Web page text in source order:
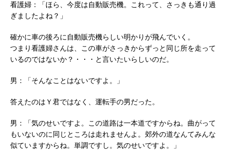
看護婦：「ほら、今度は自動販売機。これって、さっきも通り過
ぎましたよね？」
確かに車の後ろに自動販売機らしい明かりが飛んでいく。
つまり看護婦さんは、この車がさっきからずっと同じ所を走って
いるのではないか？・・・と言いたいらしいのだ。
男：「そんなことはないですよ。」
答えたのはＹ君ではなく、運転手の男だった。
男：「気のせいですよ。この道路は一本道ですからね。曲がって
もいないのに同じところは走れませんよ。郊外の道なんてみんな
似ていますからね。単調ですし。気のせいですよ。」